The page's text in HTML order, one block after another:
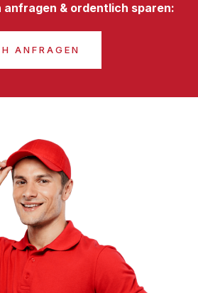
& ordentlich sparen:
ANFRAGEN